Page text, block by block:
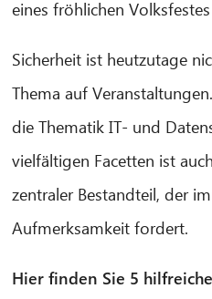
eines fröhlichen
Sicherheit ist heutzutage
Thema auf
die Thematik IT- und
vielfältigen Facetten ist
zentraler Bestandteil, der
Aufmerksamkeit fordert.
Hier finden Sie 5